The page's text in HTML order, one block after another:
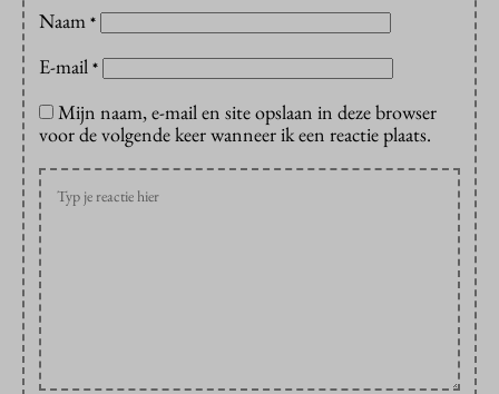
Naam *
E-mail *
Mijn naam, e-mail en site opslaan in deze browser
voor de volgende keer wanneer ik een reactie plaats.